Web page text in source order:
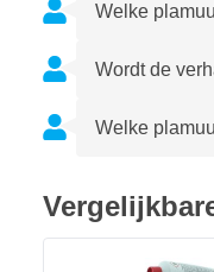
Welke
Wordt de
Welke